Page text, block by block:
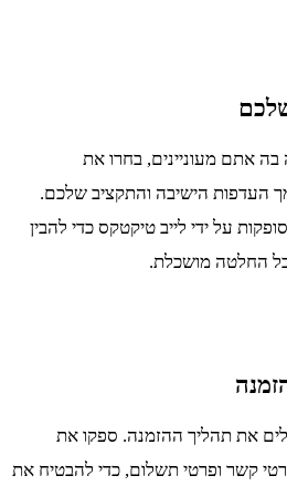
אתם מעוניינים, בחרו את
העדפות הישיבה והתקציב שלכם.
על ידי לייב טיקטקס כדי להבין
החלטה מושכלת.
את תהליך ההזמנה. ספקו את
קשר ופרטי תשלום, כדי להבטיח את